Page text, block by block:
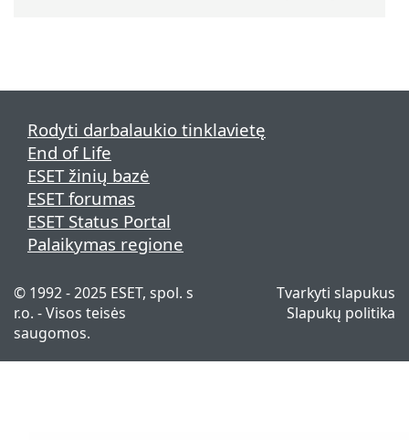
Rodyti darbalaukio tinklavietę
End of Life
ESET žinių bazė
ESET forumas
ESET Status Portal
Palaikymas regione
© 1992 - 2025 ESET, spol. s
r.o. - Visos teisės
saugomos.
Tvarkyti slapukus
Slapukų politika